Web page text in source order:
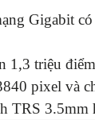
Gigabit
1,3 triệu
pixel và
TRS 3.5mm